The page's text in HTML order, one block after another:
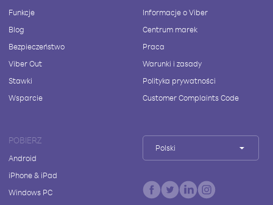
Funkcje
Blog
Bezpieczeństwo
Viber Out
Stawki
Wsparcie
Informacje o Viber
Centrum marek
Praca
Warunki i zasady
Polityka prywatności
Customer Complaints Code
POBIERZ
Android
iPhone & iPad
Windows PC
Polski